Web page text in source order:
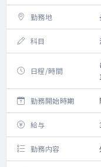
勤務地
科目
日程/時間
勤務開始時期
給与
勤務内容